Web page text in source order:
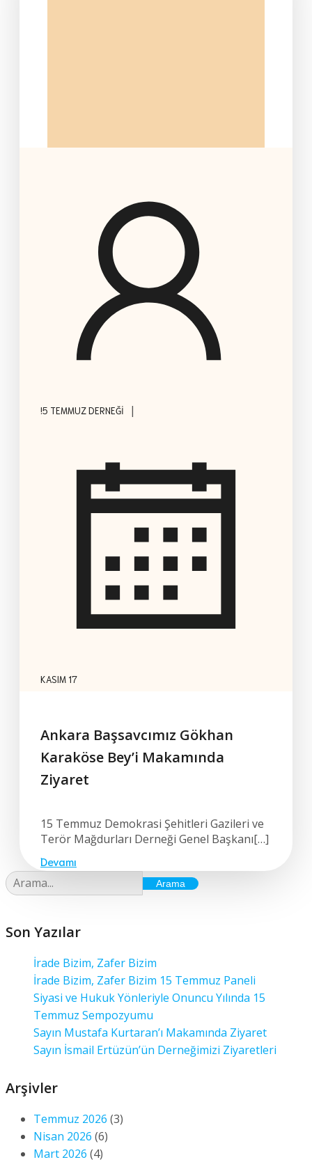
!5 TEMMUZ DERNEĞI |
KASIM 17
Ankara Başsavcımız Gökhan
Karaköse Bey’i Makamında
Ziyaret
15 Temmuz Demokrasi Şehitleri Gazileri ve
Terör Mağdurları Derneği Genel Başkanı[…]
Devamı
Arama
Son Yazılar
İrade Bizim, Zafer Bizim
İrade Bizim, Zafer Bizim 15 Temmuz Paneli
Siyasi ve Hukuk Yönleriyle Onuncu Yılında 15
Temmuz Sempozyumu
Sayın Mustafa Kurtaran’ı Makamında Ziyaret
Sayın İsmail Ertüzün’ün Derneğimizi Ziyaretleri
Arşivler
Temmuz 2026 (3)
Nisan 2026 (6)
Mart 2026 (4)